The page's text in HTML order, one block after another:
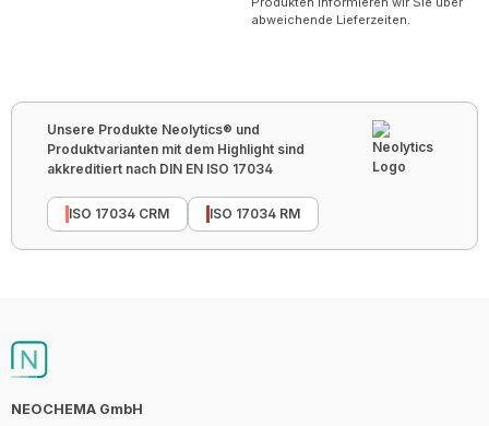
abweichende Lieferzeiten.
Unsere Produkte Neolytics® und
Produktvarianten mit dem Highlight sind
akkreditiert nach DIN EN ISO 17034
ISO 17034 CRM ISO 17034 RM
NEOCHEMA GmbH